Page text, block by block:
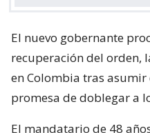
El nuevo gobernante
recuperación del orden,
en Colombia tras
promesa de doblegar a
El mandatario de 48